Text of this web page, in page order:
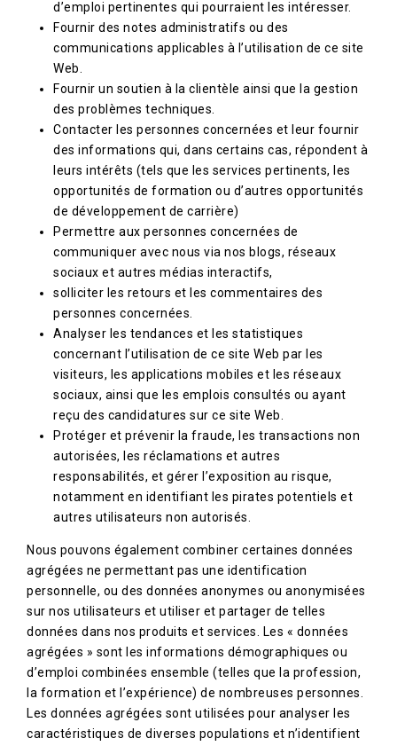
d’emploi pertinentes qui pourraient les intéresser.
Fournir des notes administratifs ou des
communications applicables à l’utilisation de ce site
Web.
Fournir un soutien à la clientèle ainsi que la gestion
des problèmes techniques.
Contacter les personnes concernées et leur fournir
des informations qui, dans certains cas, répondent à
leurs intérêts (tels que les services pertinents, les
opportunités de formation ou d’autres opportunités
de développement de carrière)
Permettre aux personnes concernées de
communiquer avec nous via nos blogs, réseaux
sociaux et autres médias interactifs,
solliciter les retours et les commentaires des
personnes concernées.
Analyser les tendances et les statistiques
concernant l’utilisation de ce site Web par les
visiteurs, les applications mobiles et les réseaux
sociaux, ainsi que les emplois consultés ou ayant
reçu des candidatures sur ce site Web.
Protéger et prévenir la fraude, les transactions non
autorisées, les réclamations et autres
responsabilités, et gérer l’exposition au risque,
notamment en identifiant les pirates potentiels et
autres utilisateurs non autorisés.
Nous pouvons également combiner certaines données
agrégées ne permettant pas une identification
personnelle, ou des données anonymes ou anonymisées
sur nos utilisateurs et utiliser et partager de telles
données dans nos produits et services. Les « données
agrégées » sont les informations démographiques ou
d’emploi combinées ensemble (telles que la profession,
la formation et l’expérience) de nombreuses personnes.
Les données agrégées sont utilisées pour analyser les
caractéristiques de diverses populations et n’identifient